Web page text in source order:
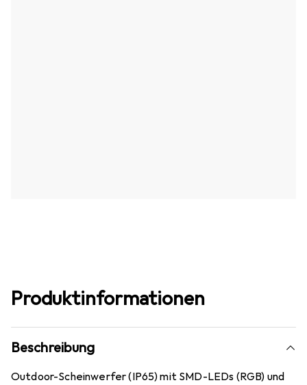
Produktinformationen
Beschreibung
Outdoor-Scheinwerfer (IP65) mit SMD-LEDs (RGB) und